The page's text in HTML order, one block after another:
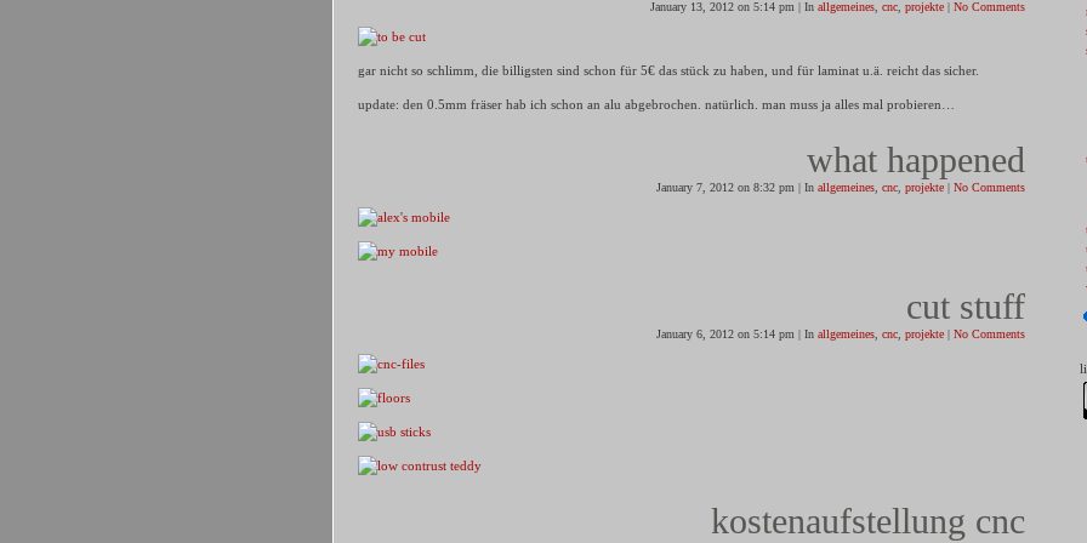
January 13, 2012 on 5:14 pm | In allgemeines, cnc, projekte| No Comments
gar nicht so schlimm, die billigsten sind schon für 5€ das stück zu haben, und für laminat u.ä. reicht das sicher.
update: den 0.5mm fräser hab ich schon an alu abgebrochen. natürlich. man muss ja alles mal probieren…
what happened
January 7, 2012 on 8:32 pm | In allgemeines, cnc, projekte| No Comments
cut stuff
January 6, 2012 on 5:14 pm | In allgemeines, cnc, projekte| No Comments
kostenaufstellung cnc